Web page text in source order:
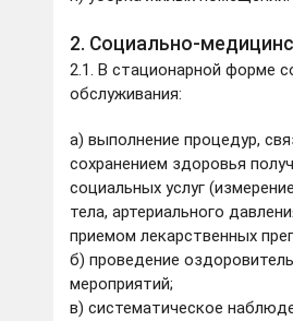
2. Социально-
2.1. В стационарной форме
обслуживания:
а) выполнение процедур,
сохранением здоровья
социальных услуг
тела, артериального
приемом лекарственных
б) проведение
мероприятий;
в) систематическое